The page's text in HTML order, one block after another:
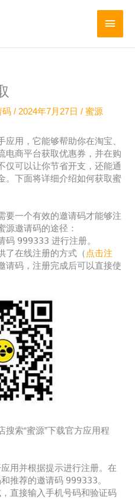
主
菜
码 / 2024年7月27日 / 蜜源
用，它能够帮助你在淘宝、
电商平台获取优惠券，并在购
仅可以让你节省开支，还能通
。下面将详细介绍如何获取蜜
要一个有效的邀请码才能够注
源邀请码的途径：
码 999333 进行注册。
了在线注册的方式（ 点击注
请码，注册完成后可以直接使
搜索“蜜源”下载官方应用程
用并根据提示进行注册。在
推荐的邀请码 999333。
直接输入手机号码和验证码